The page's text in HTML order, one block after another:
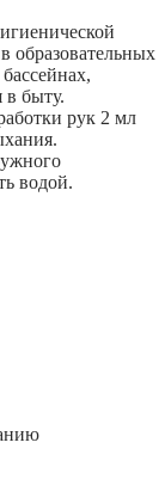
образовательных
в быту.
рук 2 мл
водой.